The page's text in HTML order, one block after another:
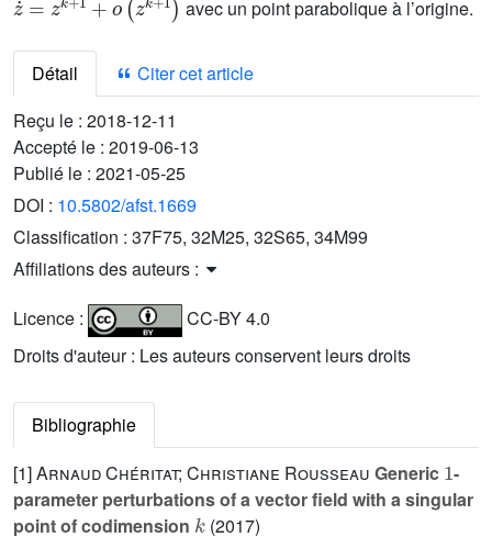
avec un point parabolique à l’origine.
Détail
Citer cet article
Reçu le : 2018-12-11
Accepté le : 2019-06-13
Publié le : 2021-05-25
DOI : 10.5802/afst.1669
Classification : 37F75, 32M25, 32S65, 34M99
Affiliations des auteurs :
Licence :
CC-BY 4.0
Droits d'auteur : Les auteurs conservent leurs droits
Bibliographie
[1]Arnaud Chéritat; Christiane Rousseau Generic
1
-
parameter perturbations of a vector field with a singular
point of codimension
k
(2017)